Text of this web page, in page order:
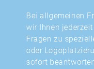
Bei allgemeinen
wir Ihnen
Fragen zu
oder
sofort